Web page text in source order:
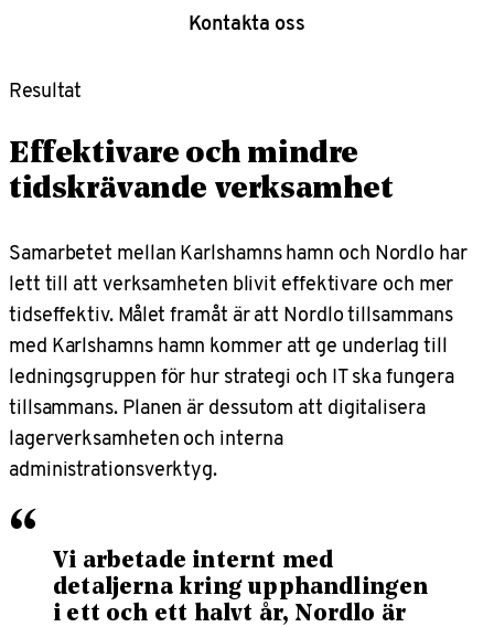
Kontakta oss
Resultat
Effektivare och mindre
tidskrävande verksamhet
Samarbetet mellan Karlshamns hamn och Nordlo har
lett till att verksamheten blivit effektivare och mer
tidseffektiv. Målet framåt är att Nordlo tillsammans
med Karlshamns hamn kommer att ge underlag till
ledningsgruppen för hur strategi och IT ska fungera
tillsammans. Planen är dessutom att digitalisera
lagerverksamheten och interna
administrationsverktyg.
“
Vi arbetade internt med
detaljerna kring upphandlingen
i ett och ett halvt år, Nordlo är